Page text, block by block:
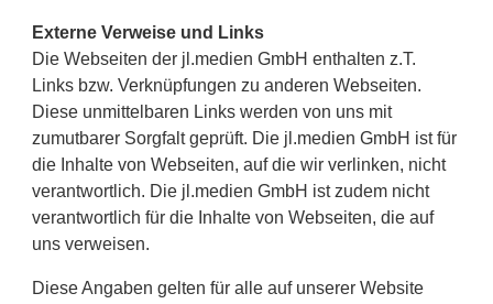
Externe Verweise und Links
Die Webseiten der jl.medien GmbH enthalten z.T.
Links bzw. Verknüpfungen zu anderen Webseiten.
Diese unmittelbaren Links werden von uns mit
zumutbarer Sorgfalt geprüft. Die jl.medien GmbH ist für
die Inhalte von Webseiten, auf die wir verlinken, nicht
verantwortlich. Die jl.medien GmbH ist zudem nicht
verantwortlich für die Inhalte von Webseiten, die auf
uns verweisen.
Diese Angaben gelten für alle auf unserer Website